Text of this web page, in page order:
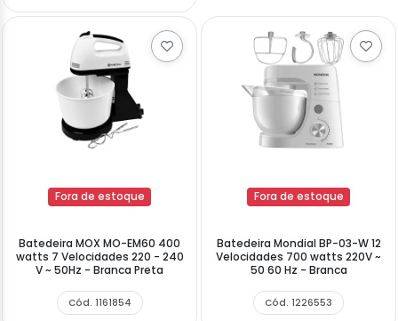
Fora de estoque
Batedeira MOX MO-EM60 400
watts 7 Velocidades 220 - 240
V ~ 50Hz - Branca Preta
Cód. 1161854
Fora de estoque
Batedeira Mondial BP-03-W 12
Velocidades 700 watts 220V ~
50 60 Hz - Branca
Cód. 1226553